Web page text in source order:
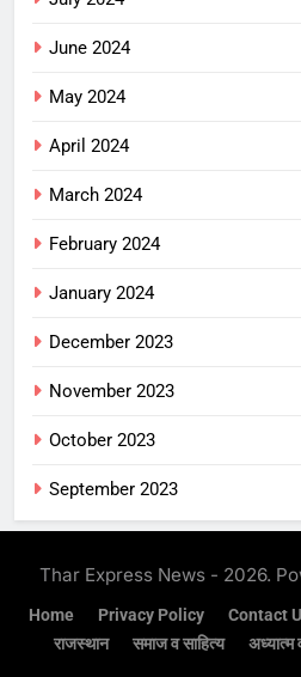
June 2024
May 2024
April 2024
March 2024
February 2024
January 2024
December 2023
November 2023
October 2023
September 2023
Thar Express News - 2026.
Home Privacy Policy Contact
राजस्थान
समाज व साहित्य अध्यात्म